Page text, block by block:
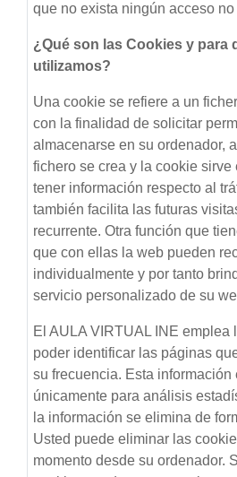
que no exista ningún acceso
¿Qué son las Cookies y para
utilizamos?
Una cookie se refiere a un
con la finalidad de solicitar
almacenarse en su ordenador,
fichero se crea y la cookie sirve
tener información respecto al
también facilita las futuras
recurrente. Otra función que
que con ellas la web pueden
individualmente y por tanto
servicio personalizado de su
El AULA VIRTUAL INE emplea
poder identificar las páginas
su frecuencia. Esta información
únicamente para análisis
la información se elimina de
Usted puede eliminar las
momento desde su ordenador.